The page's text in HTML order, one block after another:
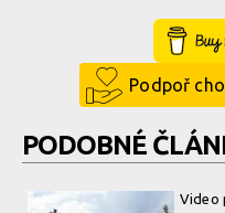
Podpoř
PODOBNÉ
Video